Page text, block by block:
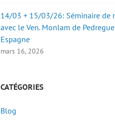
14/03 + 15/03/26: Séminaire de
avec le Ven. Monlam de
Espagne
mars 16, 2026
CATÉGORIES
Blog